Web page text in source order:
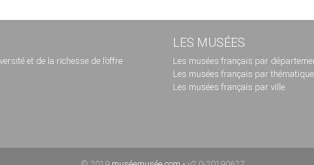
et de la richesse de l’offre
LES MUSÉES
Les musées français par
Les musées français par thématique
Les musées français par ville